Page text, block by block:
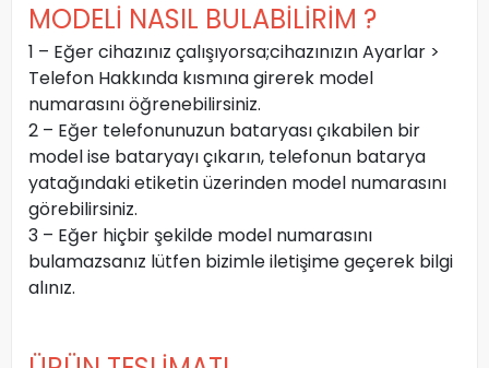
MODELİ NASIL BULABİLİRİM ?
1 – Eğer cihazınız çalışıyorsa;cihazınızın Ayarlar >
Telefon Hakkında kısmına girerek model
numarasını öğrenebilirsiniz.
2 – Eğer telefonunuzun bataryası çıkabilen bir
model ise bataryayı çıkarın, telefonun batarya
yatağındaki etiketin üzerinden model numarasını
görebilirsiniz.
3 – Eğer hiçbir şekilde model numarasını
bulamazsanız lütfen bizimle iletişime geçerek bilgi
alınız.